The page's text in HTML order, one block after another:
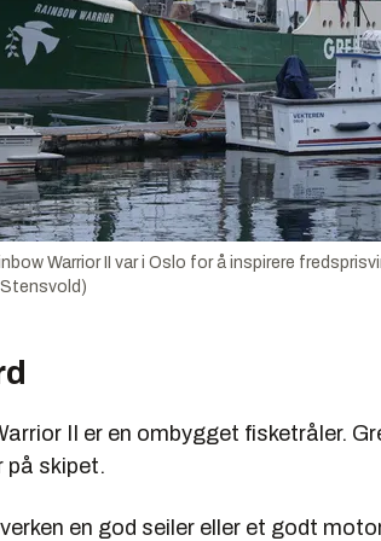
Warrior II var i Oslo for å inspirere
II er en ombygget fisketråler.
på skipet.
en god seiler eller et godt